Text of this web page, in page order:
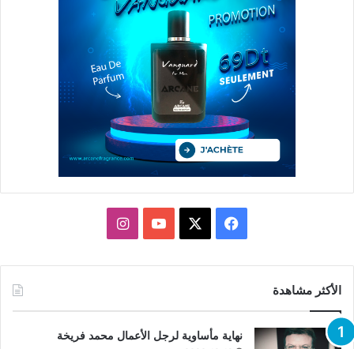
فيسبوك يوتيوبانستقرام
الأكثر مشاهدة
نهاية مأساوية لرجل الأعمال محمد فريخة